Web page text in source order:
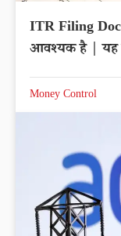
ITR Filing
आवश्यक है | यह
Money Control